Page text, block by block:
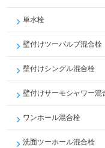
単水栓
壁付けツーバルブ混合栓
壁付けシングル混合栓
壁付けサーモシャワー混
ワンホール混合栓
洗面ツーホール混合栓